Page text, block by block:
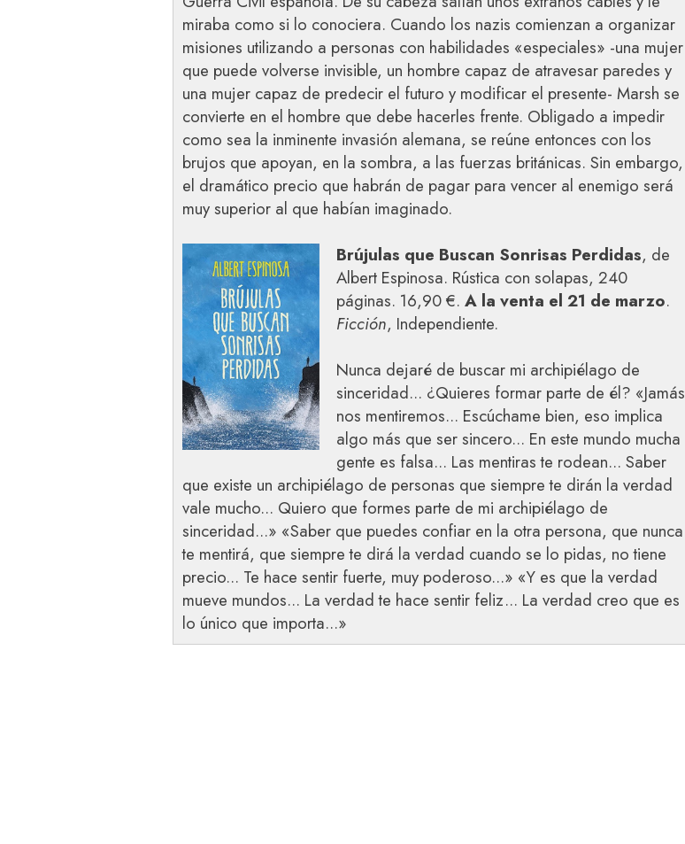
miraba como si lo conociera. Cuando los nazis comienzan a organizar
misiones utilizando a personas con habilidades «especiales» -una mujer
que puede volverse invisible, un hombre capaz de atravesar paredes y
una mujer capaz de predecir el futuro y modificar el presente- Marsh se
convierte en el hombre que debe hacerles frente. Obligado a impedir
como sea la inminente invasión alemana, se reúne entonces con los
brujos que apoyan, en la sombra, a las fuerzas británicas. Sin embargo,
el dramático precio que habrán de pagar para vencer al enemigo será
muy superior al que habían imaginado.
Brújulas que Buscan Sonrisas Perdidas, de
Albert Espinosa. Rústica con solapas, 240
páginas. 16,90 €. A la venta el 21 de marzo.
Ficción, Independiente.
Nunca dejaré de buscar mi archipiélago de
sinceridad... ¿Quieres formar parte de él? «Jamás
nos mentiremos... Escúchame bien, eso implica
algo más que ser sincero... En este mundo mucha
gente es falsa... Las mentiras te rodean... Saber
que existe un archipiélago de personas que siempre te dirán la verdad
vale mucho... Quiero que formes parte de mi archipiélago de
sinceridad...» «Saber que puedes confiar en la otra persona, que nunca
te mentirá, que siempre te dirá la verdad cuando se lo pidas, no tiene
precio... Te hace sentir fuerte, muy poderoso...» «Y es que la verdad
mueve mundos... La verdad te hace sentir feliz... La verdad creo que es
lo único que importa...»